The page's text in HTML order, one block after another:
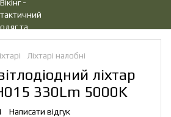
Ліхтарі налобні
ліхтар
330Lm 5000K
Написати відгук